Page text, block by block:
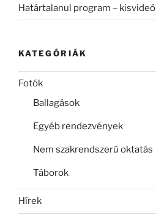
Határtalanul program – kisvideó
KATEGÓRIÁK
Fotók
Ballagások
Egyéb rendezvények
Nem szakrendszerű oktatás
Táborok
Hírek